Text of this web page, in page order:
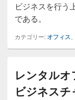
ビジネスを行う
である。
カテゴリー:オフィス
レンタル
ビジネスチ